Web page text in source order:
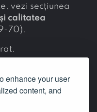
enhance your user
content, and
vezi secțiunea
calitatea
70).